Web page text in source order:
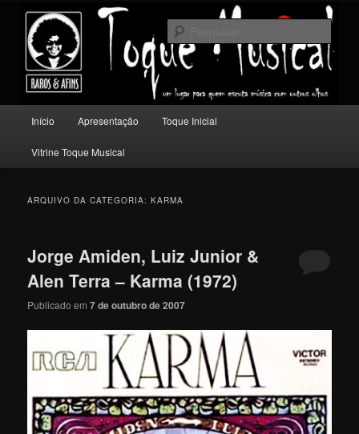
conteúdo
principal
conteúdo
secundário
Toque Musical
Um lugar para quem escuta música com outros olhos.
principal
Início Apresentação Toque Inicial
Vitrine Toque Musical
ARQUIVO DA CATEGORIA:KARMA
Jorge Amiden, Luiz Junior &
Alen Terra – Karma (1972)
Publicado em7 de outubro de 2007